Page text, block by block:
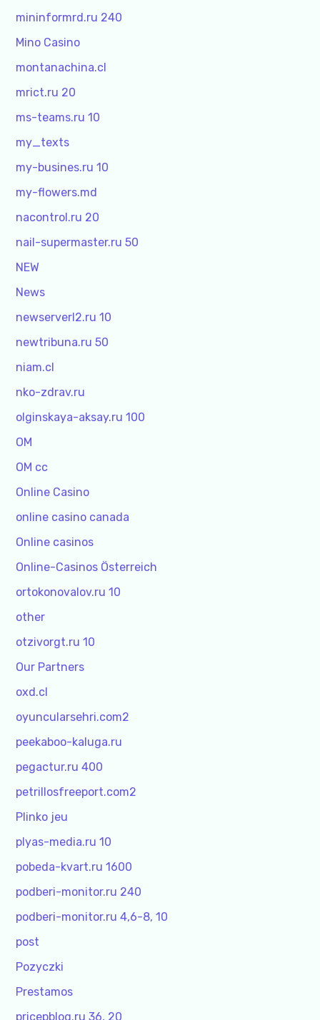
mininformrd.ru 240
Mino Casino
montanachina.cl
mrict.ru 20
ms-teams.ru 10
my_texts
my-busines.ru 10
my-flowers.md
nacontrol.ru 20
nail-supermaster.ru 50
NEW
News
newserverl2.ru 10
newtribuna.ru 50
niam.cl
nko-zdrav.ru
olginskaya-aksay.ru 100
OM
OM cc
Online Casino
online casino canada
Online casinos
Online-Casinos Österreich
ortokonovalov.ru 10
other
otzivorgt.ru 10
Our Partners
oxd.cl
oyuncularsehri.com2
peekaboo-kaluga.ru
pegactur.ru 400
petrillosfreeport.com2
Plinko jeu
plyas-media.ru 10
pobeda-kvart.ru 1600
podberi-monitor.ru 240
podberi-monitor.ru 4,6-8, 10
post
Pozyczki
Prestamos
pricepblog.ru 36, 20